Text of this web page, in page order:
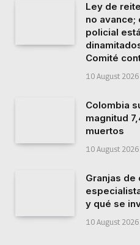
Ley de
no
policial
Comité
10 August 2026
Colombia
magnitud
muertos
10 August 2026
Granjas de
y qué se
10 August 2026